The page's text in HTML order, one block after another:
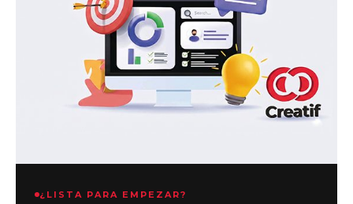
¿LISTA PARA EMPEZAR?